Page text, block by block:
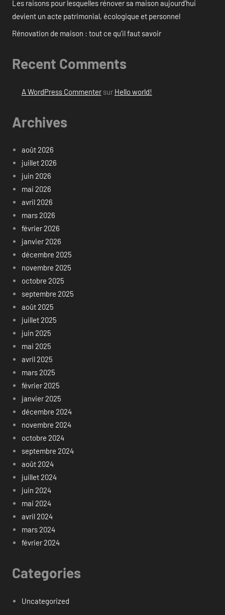
Les raisons pour lesquelles rénover sa maison aujourd’hui
devient un acte patrimonial, écologique et personnel
Rénovation de maison : tout ce qu’il faut savoir
Recent Comments
A WordPress Commentersur Hello world!
Archives
août 2026
juillet 2026
juin 2026
mai 2026
avril 2026
mars 2026
février 2026
janvier 2026
décembre 2025
novembre 2025
octobre 2025
septembre 2025
août 2025
juillet 2025
juin 2025
mai 2025
avril 2025
mars 2025
février 2025
janvier 2025
décembre 2024
novembre 2024
octobre 2024
septembre 2024
août 2024
juillet 2024
juin 2024
mai 2024
avril 2024
mars 2024
février 2024
Categories
Uncategorized